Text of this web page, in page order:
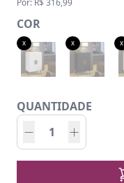
Por: R$ 316,99
COR
x x x
QUANTIDADE